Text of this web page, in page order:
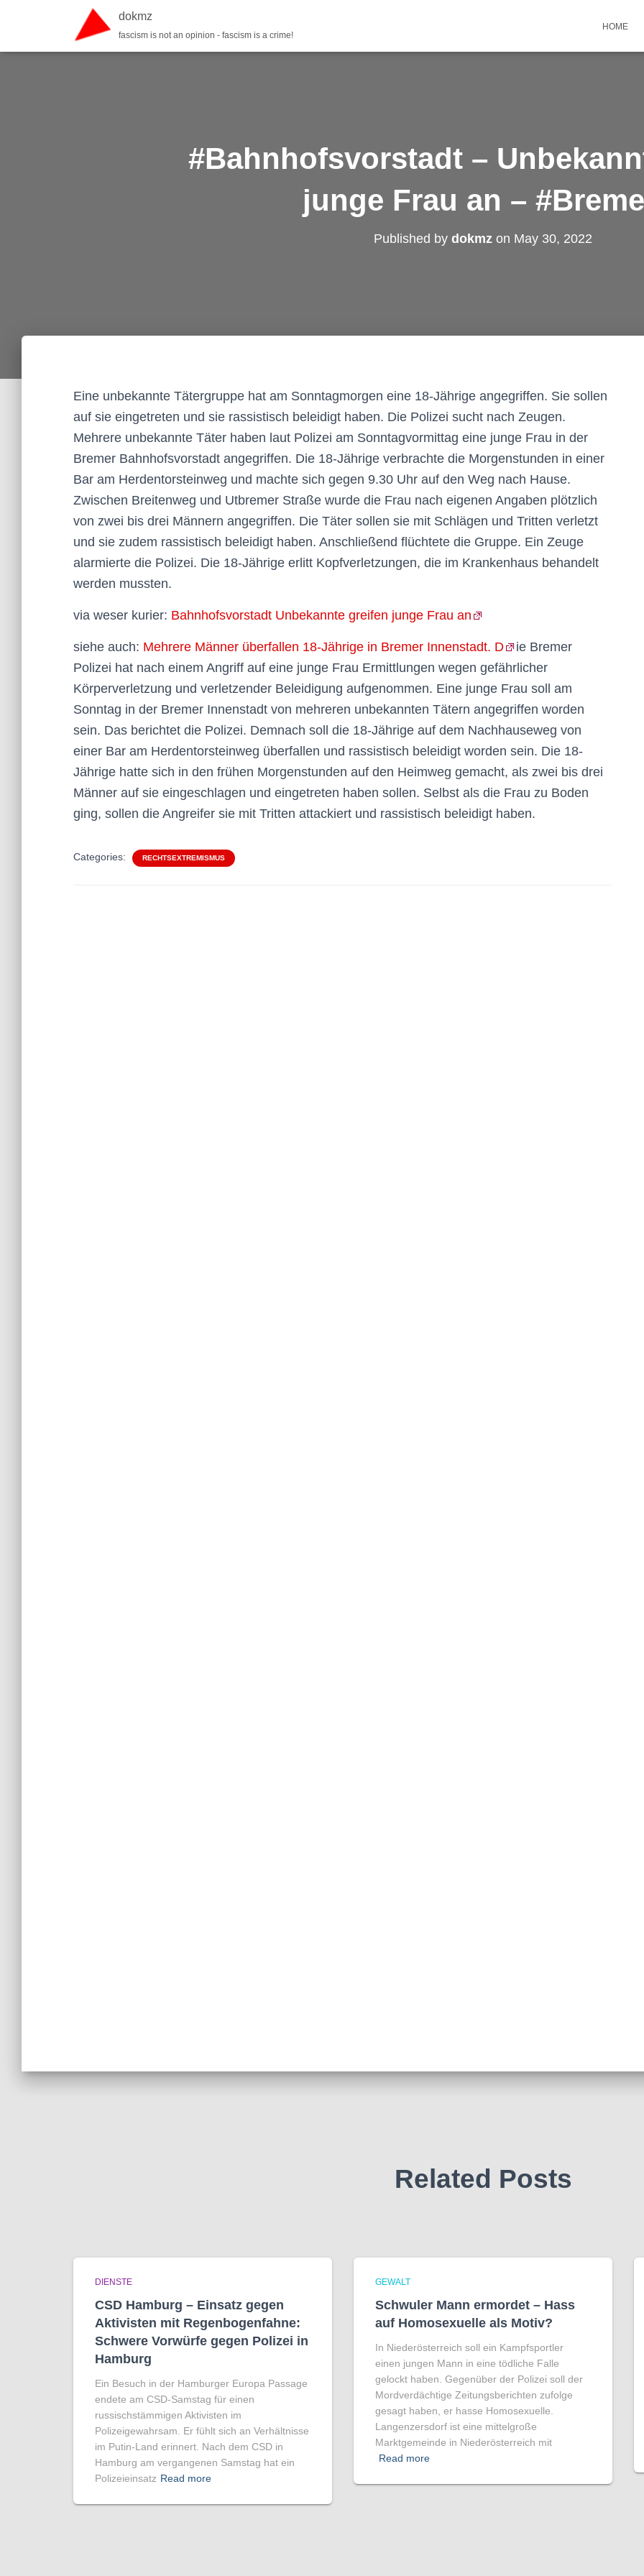
dokmz
fascism is not an opinion - fascism is a crime!
HOME
#Bahnhofsvorstadt –
junge Frau an –
Published by dokmz on May 30, 2022
Eine unbekannte Tätergruppe hat am Sonntagmorgen eine 18-Jährige angegriffen. Sie sollen
auf sie eingetreten und sie rassistisch beleidigt haben. Die Polizei sucht nach Zeugen.
Mehrere unbekannte Täter haben laut Polizei am Sonntagvormittag eine junge Frau in der
Bremer Bahnhofsvorstadt angegriffen. Die 18-Jährige verbrachte die Morgenstunden in einer
Bar am Herdentorsteinweg und machte sich gegen 9.30 Uhr auf den Weg nach Hause.
Zwischen Breitenweg und Utbremer Straße wurde die Frau nach eigenen Angaben plötzlich
von zwei bis drei Männern angegriffen. Die Täter sollen sie mit Schlägen und Tritten verletzt
und sie zudem rassistisch beleidigt haben. Anschließend flüchtete die Gruppe. Ein Zeuge
alarmierte die Polizei. Die 18-Jährige erlitt Kopfverletzungen, die im Krankenhaus behandelt
werden mussten.
via weser kurier: Bahnhofsvorstadt Unbekannte greifen junge Frau an
siehe auch: Mehrere Männer überfallen 18-Jährige in Bremer Innenstadt. D
ie Bremer
Polizei hat nach einem Angriff auf eine junge Frau Ermittlungen wegen gefährlicher
Körperverletzung und verletzender Beleidigung aufgenommen. Eine junge Frau soll am
Sonntag in der Bremer Innenstadt von mehreren unbekannten Tätern angegriffen worden
sein. Das berichtet die Polizei. Demnach soll die 18-Jährige auf dem Nachhauseweg von
einer Bar am Herdentorsteinweg überfallen und rassistisch beleidigt worden sein. Die 18-
Jährige hatte sich in den frühen Morgenstunden auf den Heimweg gemacht, als zwei bis drei
Männer auf sie eingeschlagen und eingetreten haben sollen. Selbst als die Frau zu Boden
ging, sollen die Angreifer sie mit Tritten attackiert und rassistisch beleidigt haben.
Categories: RECHTSEXTREMISMUS
Related Posts
DIENSTE
CSD Hamburg – Einsatz gegen
Aktivisten mit Regenbogen­fahne:
Schwere Vorwürfe gegen Polizei in
Hamburg
Ein Besuch in der Hamburger Europa Passage
endete am CSD-Samstag für einen
russischstämmigen Aktivisten im
Polizeigewahrsam. Er fühlt sich an Verhältnisse
im Putin-Land erinnert. Nach dem CSD in
Hamburg am vergangenen Samstag hat ein
Polizeieinsatz Read more
GEWALT
Schwuler Mann ermordet – Hass
auf Homo­sexuelle als Motiv?
In Niederösterreich soll ein Kampfsportler
einen jungen Mann in eine tödliche Falle
gelockt haben. Gegenüber der Polizei soll der
Mordverdächtige Zeitungsberichten zufolge
gesagt haben, er hasse Homosexuelle.
Langenzersdorf ist eine mittelgroße
Marktgemeinde in Niederösterreich mit
Read more